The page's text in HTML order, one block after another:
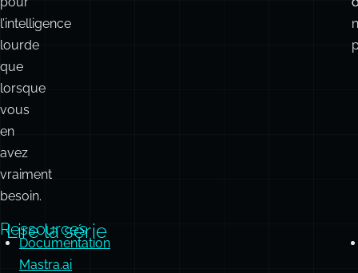
l’intelligence
lourde
que
lorsque
vous
en
avez
vraiment
besoin.
Ressources
Documentation
Mastra.ai
Lire la série